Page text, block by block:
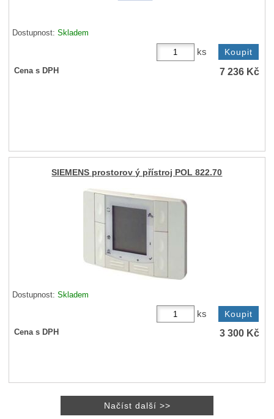
Dostupnost:Skladem
ks
Cena s DPH 7 236 Kč
SIEMENS prostorov ý přístroj POL 822.70
Dostupnost:Skladem
ks
Cena s DPH 3 300 Kč